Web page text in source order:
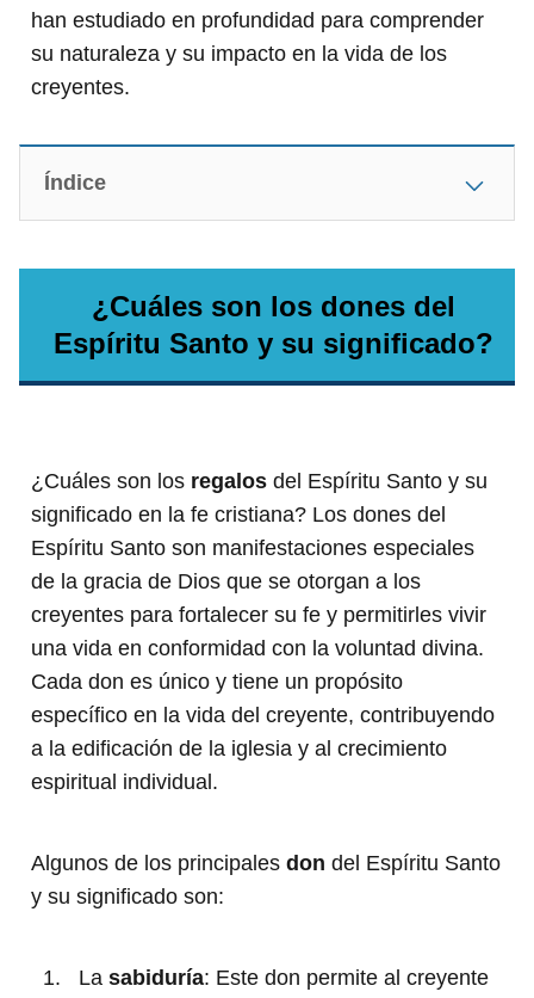
han estudiado en profundidad para comprender
su naturaleza y su impacto en la vida de los
creyentes.
Índice
¿Cuáles son los dones del
Espíritu Santo y su significado?
¿Cuáles son los regalos del Espíritu Santo y su
significado en la fe cristiana? Los dones del
Espíritu Santo son manifestaciones especiales
de la gracia de Dios que se otorgan a los
creyentes para fortalecer su fe y permitirles vivir
una vida en conformidad con la voluntad divina.
Cada don es único y tiene un propósito
específico en la vida del creyente, contribuyendo
a la edificación de la iglesia y al crecimiento
espiritual individual.
Algunos de los principales don del Espíritu Santo
y su significado son:
La sabiduría: Este don permite al creyente